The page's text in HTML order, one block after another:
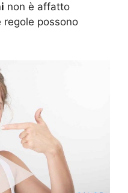
non è affatto
regole possono